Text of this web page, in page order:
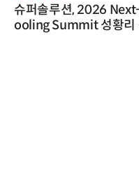
슈퍼솔루션, 2026
ooling Summit 성황리